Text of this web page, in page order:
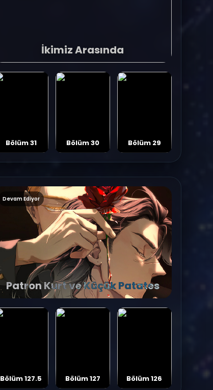
İkimiz Arasında
Bölüm 31 Bölüm 30 Bölüm 29
Devam Ediyor
Patron Kurt ve Küçük Patates
Bölüm 127.5 Bölüm 127 Bölüm 126